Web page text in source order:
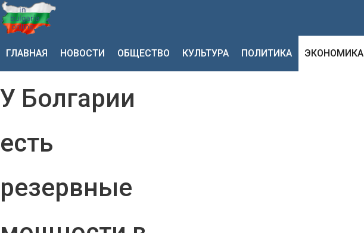
ГЛАВНАЯ НОВОСТИ ОБЩЕСТВО КУЛЬТУРА ПОЛИТИКА ЭКОНОМИКА
У Болгарии
есть
резервные